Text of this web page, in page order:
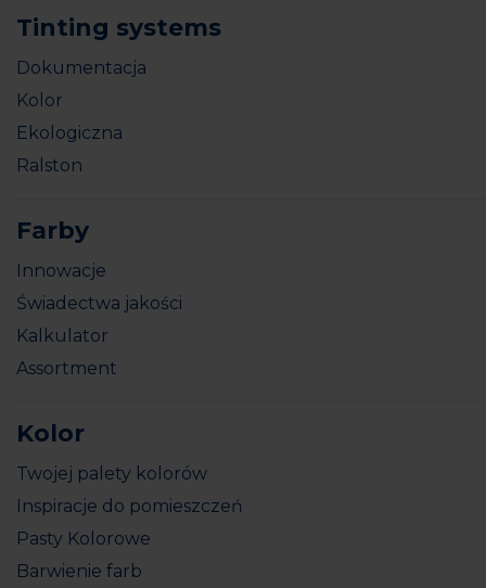
Tinting systems
Dokumentacja
Kolor
Ekologiczna
Ralston
Farby
Innowacje
Świadectwa jakości
Kalkulator
Assortment
Kolor
Twojej palety kolorów
Inspiracje do pomieszczeń
Pasty Kolorowe
Barwienie farb